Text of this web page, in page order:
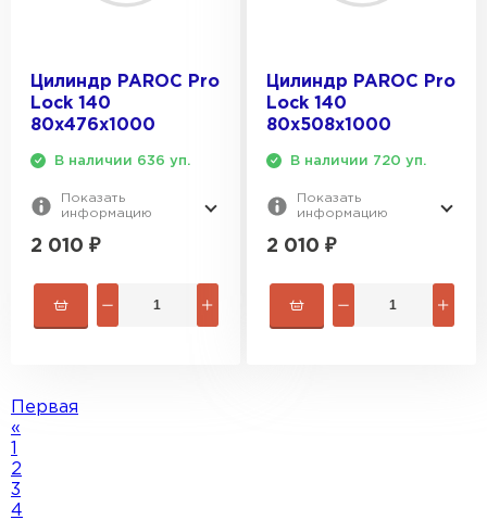
Цилиндр PAROC Pro
Lock 140
80х476х1000
В наличии 636 уп.
Показать
информацию
2 010 ₽
Цилиндр PAROC Pro
Lock 140
80х508х1000
В наличии 720 уп.
Показать
информацию
2 010 ₽
Первая
«
2
3
4